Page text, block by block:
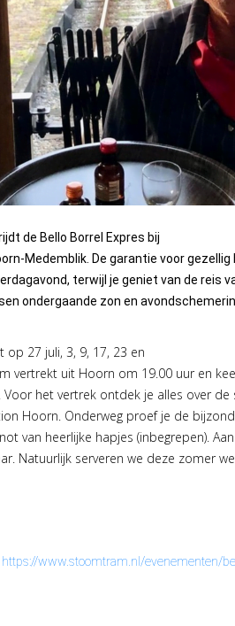
de Bello Borrel Expres bij
Medemblik. De garantie voor gezellig
terwijl je geniet van de reis
ondergaande zon en
op 27 juli, 3, 9, 17, 23 en
vertrekt uit Hoorn om 19.00 uur en
Voor het vertrek ontdek je alles over
Hoorn. Onderweg proef je de
van heerlijke hapjes (inbegrepen).
Natuurlijk serveren we deze zomer
https://www.stoomtram.nl/evenementen/